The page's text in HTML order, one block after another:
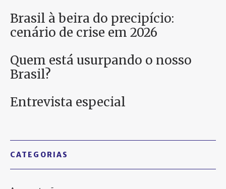
Brasil à beira do precipício:
cenário de crise em 2026
Quem está usurpando o nosso
Brasil?
Entrevista especial
CATEGORIAS